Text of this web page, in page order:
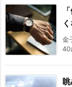
金
40